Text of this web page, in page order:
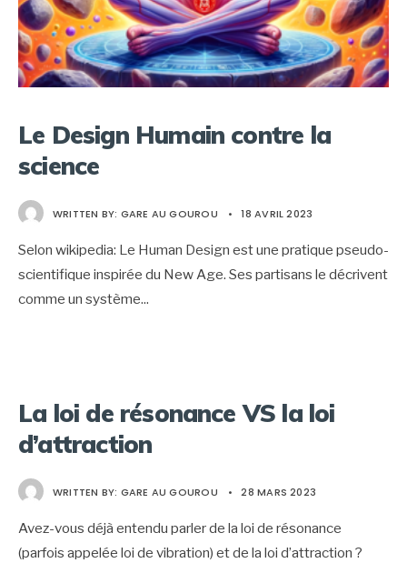
Le Design Humain contre la
science
WRITTEN BY: GARE AU GOUROU • 18 AVRIL 2023
Selon wikipedia: Le Human Design est une pratique pseudo-
scientifique inspirée du New Age. Ses partisans le décrivent
comme un système...
La loi de résonance VS la loi
d’attraction
WRITTEN BY: GARE AU GOUROU • 28 MARS 2023
Avez-vous déjà entendu parler de la loi de résonance
(parfois appelée loi de vibration) et de la loi d’attraction ?